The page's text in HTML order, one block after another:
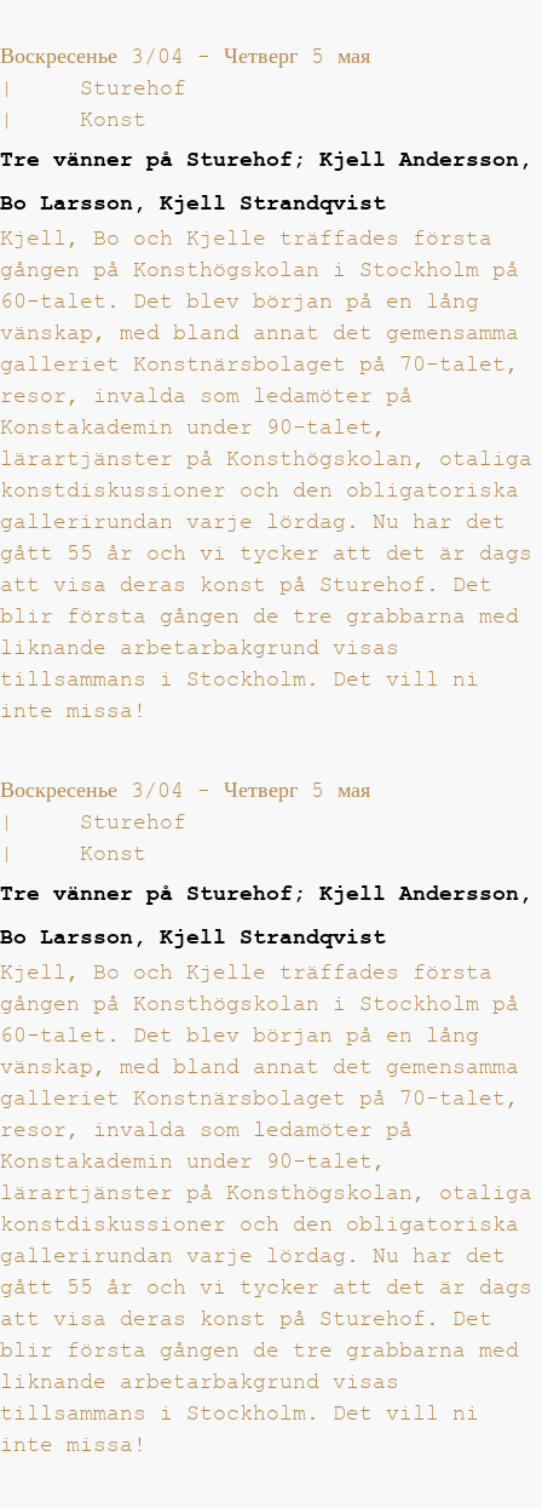
Воскресенье 3/04 - Четверг 5 мая
|
Sturehof
|
Konst
Tre vänner på Sturehof; Kjell Andersson,
Bo Larsson, Kjell Strandqvist
Kjell, Bo och Kjelle träffades första
gången på Konsthögskolan i Stockholm på
60-talet. Det blev början på en lång
vänskap, med bland annat det gemensamma
galleriet Konstnärsbolaget på 70-talet,
resor, invalda som ledamöter på
Konstakademin under 90-talet,
lärartjänster på Konsthögskolan, otaliga
konstdiskussioner och den obligatoriska
gallerirundan varje lördag. Nu har det
gått 55 år och vi tycker att det är dags
att visa deras konst på Sturehof. Det
blir första gången de tre grabbarna med
liknande arbetarbakgrund visas
tillsammans i Stockholm. Det vill ni
inte missa!
Воскресенье 3/04 - Четверг 5 мая
|
Sturehof
|
Konst
Tre vänner på Sturehof; Kjell Andersson,
Bo Larsson, Kjell Strandqvist
Kjell, Bo och Kjelle träffades första
gången på Konsthögskolan i Stockholm på
60-talet. Det blev början på en lång
vänskap, med bland annat det gemensamma
galleriet Konstnärsbolaget på 70-talet,
resor, invalda som ledamöter på
Konstakademin under 90-talet,
lärartjänster på Konsthögskolan, otaliga
konstdiskussioner och den obligatoriska
gallerirundan varje lördag. Nu har det
gått 55 år och vi tycker att det är dags
att visa deras konst på Sturehof. Det
blir första gången de tre grabbarna med
liknande arbetarbakgrund visas
tillsammans i Stockholm. Det vill ni
inte missa!